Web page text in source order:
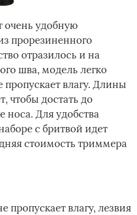
очень удобную
прорезиненного
отразилось и на
шва, модель легко
влагу. Длины
чтобы достать до
носа. Для удобства
с бритвой идет
стоимость триммера
пропускает влагу, лезвия